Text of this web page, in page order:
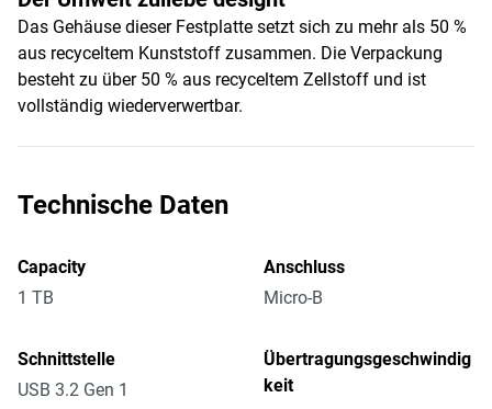
Das Gehäuse dieser Festplatte setzt sich zu mehr als 50 %
aus recyceltem Kunststoff zusammen. Die Verpackung
besteht zu über 50 % aus recyceltem Zellstoff und ist
vollständig wiederverwertbar.
Technische Daten
Capacity
1 TB
Anschluss
Micro-B
Schnittstelle
USB 3.2 Gen 1
Übertragungsgeschwindig
keit